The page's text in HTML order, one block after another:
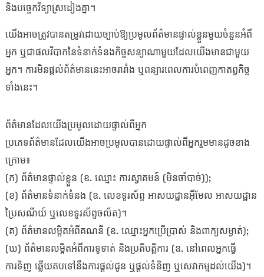
និងបច្ចេកវិទ្យាស្រដៀងគ្នា។
យើងអាចត្រូវបានតម្រូវដោយច្បាប់ឱ្យប្រមូលព័ត៌មានផ្ទាល់ខ្លួនមួយចំនួនអំពី
អ្នក ឬជាផលវិបាកនៃទំនាក់ទំនងកិច្ចសន្យាណាមួយដែលយើងមានជាមួយ
អ្នក។ ការមិនផ្តល់ព័ត៌មាននេះអាចរារាំង ឬពន្យារពេលការបំពេញកាតព្វកិច្ច
ទាំងនេះ។
ព័ត៌មានដែលយើងប្រមូលដោយផ្ទាល់ពីអ្នក
ប្រភេទព័ត៌មានដែលយើងអាចប្រមូលបានដោយផ្ទាល់ពីអ្នករួមមានដូចខាង
ក្រោម៖
(ក) ព័ត៌មានផ្ទាល់ខ្លួន (ឧ. ឈ្មោះ ការស្វាគមន៍ (មិនចាំបាច់));
(ខ) ព័ត៌មានទំនាក់ទំនង (ឧ. លេខទូរស័ព្ទ អាសយដ្ឋានអ៊ីមែល អាសយដ្ឋាន
ប្រៃសណីយ៍ ឬលេខទូរស័ព្ទចល័ត)។
(គ) ព័ត៌មានលម្អិតអំពីគណនី (ឧ. ឈ្មោះអ្នកប្រើប្រាស់ និងពាក្យសម្ងាត់);
(ឃ) ព័ត៌មានលម្អិតអំពីការទូទាត់ និងប្រតិបត្តិការ (ឧ. នៅពេលអ្នកធ្វើ
ការទិញ ឆ្លើយតបទៅនឹងការផ្តល់ជូន ឬផ្តល់ទំនិញ ឬសេវាកម្មដល់យើង)។